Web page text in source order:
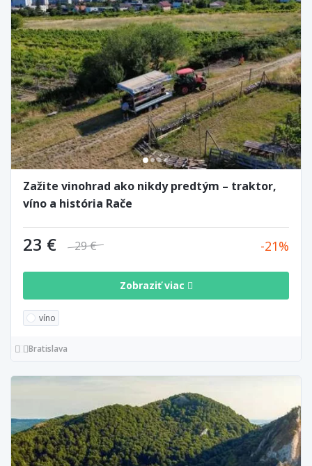
Zažite vinohrad ako nikdy predtým – traktor,
víno a história Rače
23 € 29 € 21
Zobraziť viac
víno
Bratislava